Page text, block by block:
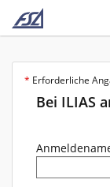
* Erforderliche
Bei ILIAS